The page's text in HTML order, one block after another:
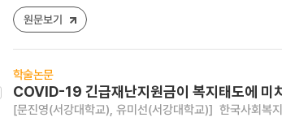
원문보기
학술논문
COVID-19 긴급재난지원금이 복지태도에 미
[문진영(서강대학교), 유미선(서강대학교)] 한국사회